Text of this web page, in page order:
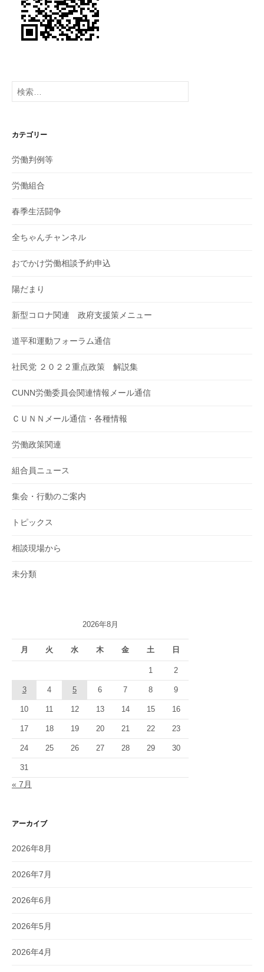
検
索:
カテゴリー
労働判例等
労働組合
春季生活闘争
全ちゃんチャンネル
おでかけ労働相談予約申込
陽だまり
新型コロナ関連 政府支援策メニュー
道平和運動フォーラム通信
社民党 ２０２２重点政策 解説集
CUNN労働委員会関連情報メール通信
ＣＵＮＮメール通信・各種情報
労働政策関連
組合員ニュース
集会・行動のご案内
トピックス
相談現場から
未分類
2026年8月
月 火 水 木 金 土 日
1 2
3 4 5 6 7 8 9
10 11 12 13 14 15 16
17 18 19 20 21 22 23
24 25 26 27 28 29 30
31
« 7月
アーカイブ
2026年8月
2026年7月
2026年6月
2026年5月
2026年4月